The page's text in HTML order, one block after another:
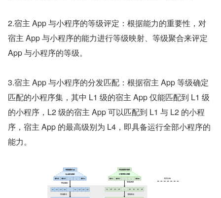
2.宿主 App 与小程序的等级评定：根据能力的重要性，对
宿主 App 与小程序的能力进行等级映射、等级聚合来评定
App 与小程序的等级。
3.宿主 App 与小程序的分发匹配：根据宿主 App 等级确定
匹配的小程序集，其中 L1 级的宿主 App 仅能匹配到 L1 级
的小程序，L2 级的宿主 App 可以匹配到 L1 与 L2 的小程
序，宿主 App 的最高级别为 L4，即具备运行全部小程序的
能力。